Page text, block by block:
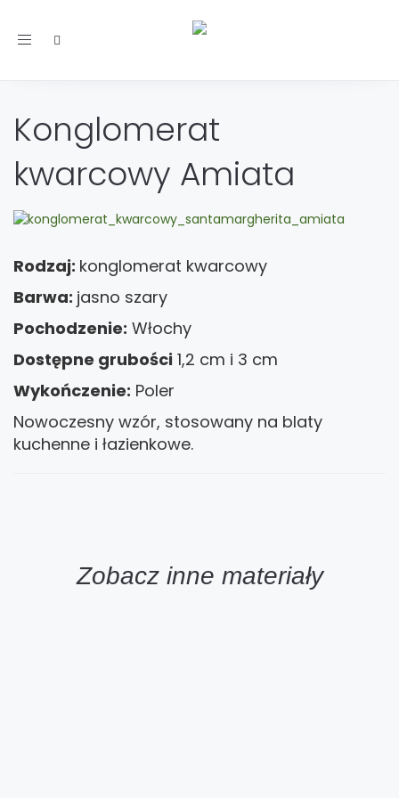
Toggle
Konglomerat
kwarcowy Amiata
Rodzaj: konglomerat kwarcowy
Barwa: jasno szary
Pochodzenie: Włochy
Dostępne grubości 1,2 cm i 3 cm
Wykończenie: Poler
Nowoczesny wzór, stosowany na blaty
kuchenne i łazienkowe.
Zobacz inne materiały